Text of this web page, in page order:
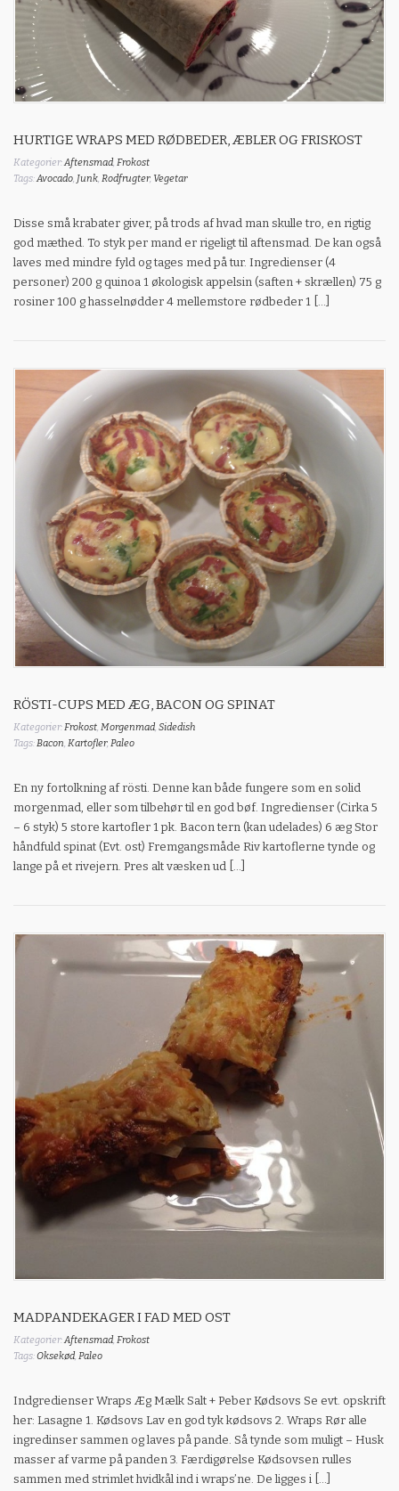
HURTIGE WRAPS MED RØDBEDER, ÆBLER OG FRISKOST
Kategorier:Aftensmad, Frokost
Tags:Avocado, Junk, Rodfrugter, Vegetar
Disse små krabater giver, på trods af hvad man skulle tro, en rigtig
god mæthed. To styk per mand er rigeligt til aftensmad. De kan også
laves med mindre fyld og tages med på tur. Ingredienser (4
personer) 200 g quinoa 1 økologisk appelsin (saften + skrællen) 75 g
rosiner 100 g hasselnødder 4 mellemstore rødbeder 1 […]
RÖSTI-CUPS MED ÆG, BACON OG SPINAT
Kategorier:Frokost, Morgenmad, Sidedish
Tags:Bacon, Kartofler, Paleo
En ny fortolkning af rösti. Denne kan både fungere som en solid
morgenmad, eller som tilbehør til en god bøf. Ingredienser (Cirka 5
– 6 styk) 5 store kartofler 1 pk. Bacon tern (kan udelades) 6 æg Stor
håndfuld spinat (Evt. ost) Fremgangsmåde Riv kartoflerne tynde og
lange på et rivejern. Pres alt væsken ud […]
MADPANDEKAGER I FAD MED OST
Kategorier:Aftensmad, Frokost
Tags:Oksekød, Paleo
Indgredienser Wraps Æg Mælk Salt + Peber Kødsovs Se evt. opskrift
her: Lasagne 1. Kødsovs Lav en god tyk kødsovs 2. Wraps Rør alle
ingredinser sammen og laves på pande. Så tynde som muligt – Husk
masser af varme på panden 3. Færdigørelse Kødsovsen rulles
sammen med strimlet hvidkål ind i wraps’ne. De ligges i […]